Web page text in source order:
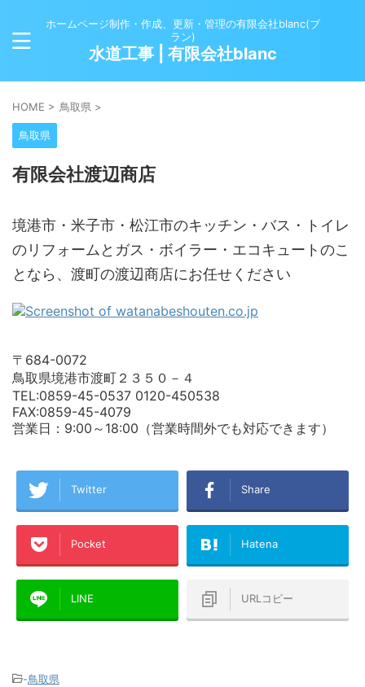
ホームページ制作・作成、更新・管理の有限会社blanc(ブ
ラン)
水道工事 | 有限会社blanc
HOME > 鳥取県 >
鳥取県
有限会社渡辺商店
境港市・米子市・松江市のキッチン・バス・トイレ
のリフォームとガス・ボイラー・エコキュートのこ
となら、渡町の渡辺商店にお任せください
〒684-0072
鳥取県境港市渡町２３５０－４
TEL:0859-45-0537 0120-450538
FAX:0859-45-4079
営業日：9:00～18:00（営業時間外でも対応できます）
Twitter Share
Pocket Hatena
LINE URLコピー
-鳥取県